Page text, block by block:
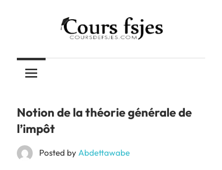
COURS
FSJES
vos
cours
ENCG
Notion de la théorie générale de
l’impôt
Posted by Abdettawabe